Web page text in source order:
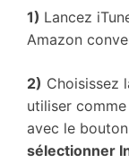
1) Lancez
Amazon
2) Choisissez
utiliser
avec le
sélectionner